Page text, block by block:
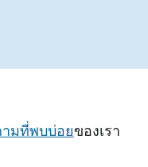
มที่พบบ่อยของเรา